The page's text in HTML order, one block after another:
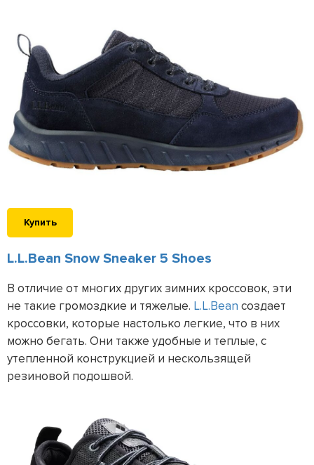
Купить
L.L.Bean Snow Sneaker 5 Shoes
В отличие от многих других зимних кроссовок, эти
не такие громоздкие и тяжелые. L.L.Bean создает
кроссовки, которые настолько легкие, что в них
можно бегать. Они также удобные и теплые, с
утепленной конструкцией и нескользящей
резиновой подошвой.